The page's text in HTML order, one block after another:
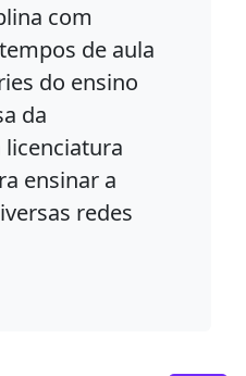
com
de aula
do ensino
da
licenciatura
ensinar a
redes